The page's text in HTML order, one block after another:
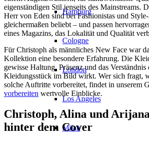
Hamburg
Cologne
London
Los Angeles
Milan
eigenständigen Stil jenseits des Mainstreams.
Herr von Eden sind bei Fashionistas und
gleichermaßen beliebt – und passen
eines Magazins, das Lokalität und Qualität
Für Christoph als männliches New Face war
Kollektion eine besondere Erfahrung. Die
gewisse Haltung, Präsenz und das
Kleidungsstück im Bild wirkt. Wer sich fragt,
solche Auftritte vorbereitet, findet in unserem
vorbereiten wertvolle Einblicke.
Christoph, Alina und
hinter dem Cover